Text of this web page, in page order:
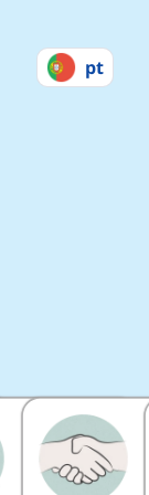
pt
#2
palavras
6Min.